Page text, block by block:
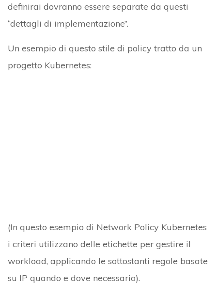
definirai dovranno essere separate da questi
“dettagli di implementazione”.
Un esempio di questo stile di policy tratto da un
progetto Kubernetes:
(In questo esempio di Network Policy Kubernetes
i criteri utilizzano delle etichette per gestire il
workload, applicando le sottostanti regole basate
su IP quando e dove necessario).